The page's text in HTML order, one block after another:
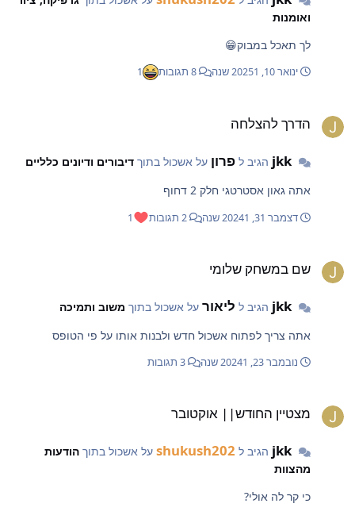
ואומנות
לך תאכל במבוק😁
ינואר 10, 2025 1 שנה 1
הדרך להצלחה
jkk הגיב ל פרון על אשכול בתוך דיבורים ודיונים כלליים
אתה גאון אסטרטגי חלק 2 דחוף
דצמבר 31, 2024 1 שנה 1
שם במשחק שלומי
jkk הגיב ל ליאורעל אשכול בתוך משוב ותמיכה
אתה צריך לפתוח אשכול חדש ולבנות אותו על פי הטופס
נובמבר 23, 2024 1 שנה
מצטיין החודש|| אוקטובר
jkk הגיב ל shukush202על אשכול בתוך הודעות
מהצוות
כי קר לה אולי?